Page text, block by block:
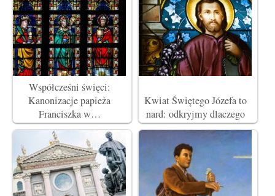
Współcześni święci:
Kanonizacje papieża
Franciszka w…
Kwiat Świętego Józefa to
nard: odkryjmy dlaczego